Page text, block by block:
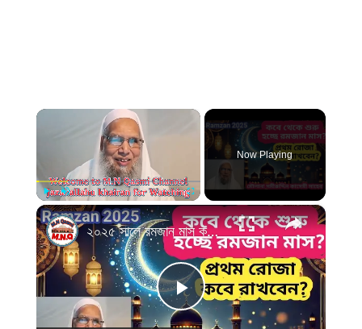
×
Play Unmute Fullscreen
Now Playing
×
P
২০২৫ সালে রমজান মাস কবে শুরু হবে? প্রথম রোজা কবে রাখবেন?